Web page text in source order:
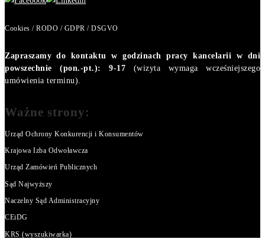
Cookies / RODO / GDPR / DSGVO
Zapraszamy do kontaktu w godzinach pracy kancelarii w dni
powszechnie (pon.-pt.): 9-17 (wizyta wymaga wcześniejszego
umówienia terminu).
Ważne strony:
Urząd Ochrony Konkurencji i Konsumentów
Krajowa Izba Odwoławcza
Urząd Zamówień Publicznych
Sąd Najwyższy
Naczelny Sąd Administracyjny
CEiDG
KRS (wyszukiwarka)